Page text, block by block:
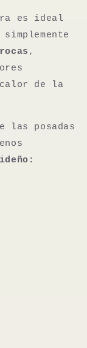
es ideal
,
calor de la
las posadas